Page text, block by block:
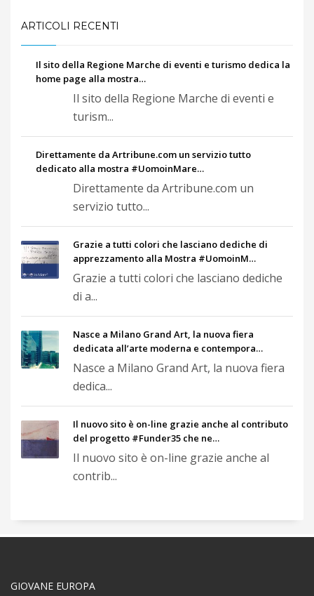
ARTICOLI RECENTI
Il sito della Regione Marche di eventi e turismo dedica la
home page alla mostra…
Il sito della Regione Marche di eventi e
turism...
Direttamente da Artribune.com un servizio tutto
dedicato alla mostra #UomoinMare…
Direttamente da Artribune.com un
servizio tutto...
Grazie a tutti colori che lasciano dediche di
apprezzamento alla Mostra #UomoinM…
Grazie a tutti colori che lasciano dediche
di a...
Nasce a Milano Grand Art, la nuova fiera
dedicata all’arte moderna e contempora…
Nasce a Milano Grand Art, la nuova fiera
dedica...
Il nuovo sito è on-line grazie anche al contributo
del progetto #Funder35 che ne…
Il nuovo sito è on-line grazie anche al
contrib...
GIOVANE EUROPA